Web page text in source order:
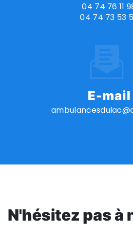
04 74 76 11
04 74 73 53
E-mail
N'hésitez pas à